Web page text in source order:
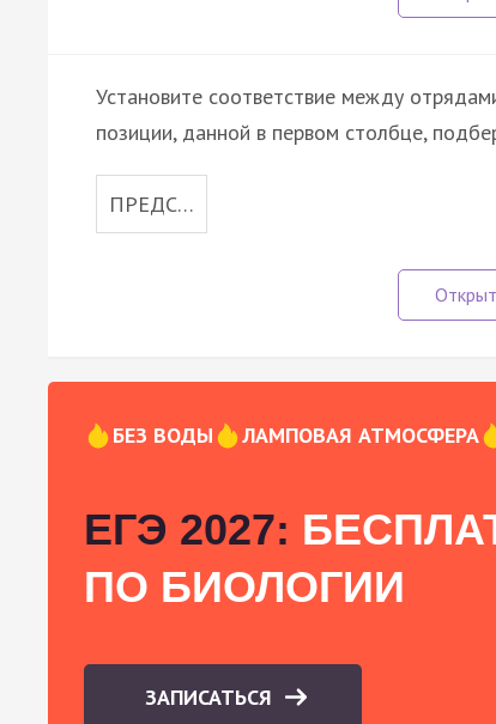
Установите соответствие между
позиции, данной в первом столбце,
ПРЕДС…
БЕЗ ВОДЫ ЛАМПОВАЯ АТМОСФЕРА
ЕГЭ 2027:
ПО БИОЛОГИИ
ЗАПИСАТЬСЯ